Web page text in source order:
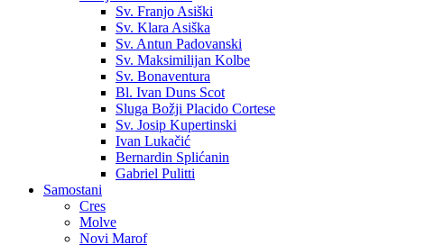
Sv. Franjo Asiški
Sv. Klara Asiška
Sv. Antun Padovanski
Sv. Maksimilijan Kolbe
Sv. Bonaventura
Bl. Ivan Duns Scot
Sluga Božji Placido Cortese
Sv. Josip Kupertinski
Ivan Lukačić
Bernardin Splićanin
Gabriel Pulitti
Samostani
Cres
Molve
Novi Marof